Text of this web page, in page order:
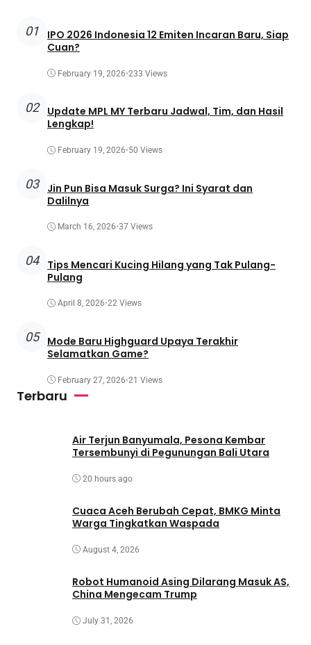
01
IPO 2026 Indonesia 12 Emiten Incaran Baru, Siap
Cuan?
February 19, 2026•233 Views
02
Update MPL MY Terbaru Jadwal, Tim, dan Hasil
Lengkap!
February 19, 2026•50 Views
03
Jin Pun Bisa Masuk Surga? Ini Syarat dan
Dalilnya
March 16, 2026•37 Views
04
Tips Mencari Kucing Hilang yang Tak Pulang-
Pulang
April 8, 2026•22 Views
05
Mode Baru Highguard Upaya Terakhir
Selamatkan Game?
February 27, 2026•21 Views
Terbaru
Air Terjun Banyumala, Pesona Kembar
Tersembunyi di Pegunungan Bali Utara
20 hours ago
Cuaca Aceh Berubah Cepat, BMKG Minta
Warga Tingkatkan Waspada
August 4, 2026
Robot Humanoid Asing Dilarang Masuk AS,
China Mengecam Trump
July 31, 2026